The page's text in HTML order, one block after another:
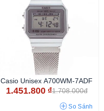
Casio Unisex A700WM-7ADF
1.451.800 ₫1.708.000đ
So Sánh